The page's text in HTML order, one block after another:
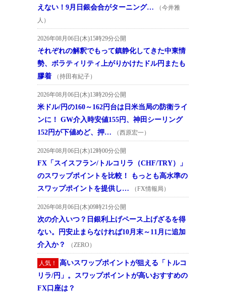
えない！9月日銀会合がターニング…
（今井雅
人）
2026年08月06日(木)15時29分公開
それぞれの解釈でもって鎮静化してきた中東情
勢、ボラティリティ上がりかけたドル円またも
膠着
（持田有紀子）
2026年08月06日(木)13時20分公開
米ドル/円の160～162円台は日米当局の防衛ライ
ンに！ GW介入時安値155円、神田シーリング
152円が下値めど、押…
（西原宏一）
2026年08月06日(木)12時00分公開
FX「スイスフラン/トルコリラ（CHF/TRY）」
のスワップポイントを比較！ もっとも高水準の
スワップポイントを提供し…
（FX情報局）
2026年08月06日(木)09時21分公開
次の介入いつ？日銀利上げペース上げざるを得
ない。円安止まらなければ10月末～11月に追加
介入か？
（ZERO）
人気！
高いスワップポイントが狙える「トルコ
リラ/円」。スワップポイントが高いおすすめの
FX口座は？